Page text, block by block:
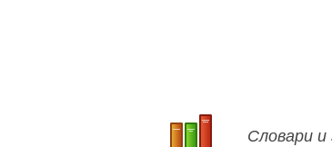
Словари и